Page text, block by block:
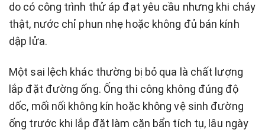
do có công trình thử áp đạt yêu cầu nhưng khi cháy
thật, nước chỉ phun nhẹ hoặc không đủ bán kính
dập lửa.
Một sai lệch khác thường bị bỏ qua là chất lượng
lắp đặt đường ống. Ống thi công không đúng độ
dốc, mối nối không kín hoặc không vệ sinh đường
ống trước khi lắp đặt làm cặn bẩn tích tụ, lâu ngày